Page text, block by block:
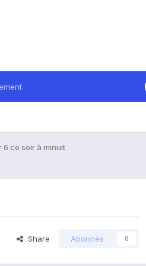
6 ce soir à minuit
Share Abonnés 0